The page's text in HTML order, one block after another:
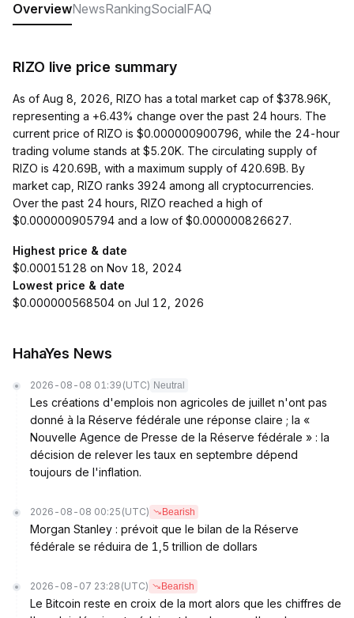
OverviewNewsRankingSocialFAQ
RIZO live price summary
As of Aug 8, 2026, RIZO has a total market cap of $378.96K,
representing a +6.43% change over the past 24 hours. The
current price of RIZO is $0.000000900796, while the 24-hour
trading volume stands at $5.20K. The circulating supply of
RIZO is 420.69B, with a maximum supply of 420.69B. By
market cap, RIZO ranks 3924 among all cryptocurrencies.
Over the past 24 hours, RIZO reached a high of
$0.000000905794 and a low of $0.000000826627.
Highest price & date
$0.00015128 on Nov 18, 2024
Lowest price & date
$0.000000568504 on Jul 12, 2026
HahaYes News
2026-08-08 01:39 (UTC) Neutral
Les créations d'emplois non agricoles de juillet n'ont pas
donné à la Réserve fédérale une réponse claire ; la «
Nouvelle Agence de Presse de la Réserve fédérale » : la
décision de relever les taux en septembre dépend
toujours de l'inflation.
2026-08-08 00:25 (UTC) Bearish
Morgan Stanley : prévoit que le bilan de la Réserve
fédérale se réduira de 1,5 trillion de dollars
2026-08-07 23:28 (UTC) Bearish
Le Bitcoin reste en croix de la mort alors que les chiffres de